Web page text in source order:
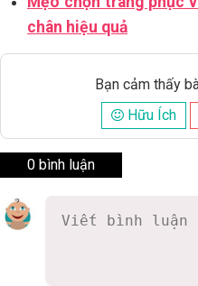
chân hiệu quả
Bạn cảm thấy
Hữu Ích
0 bình luận